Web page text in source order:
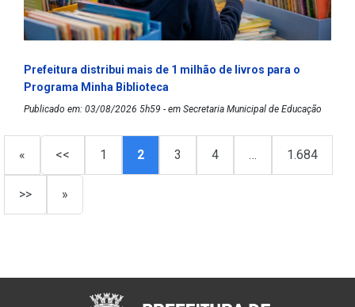
Prefeitura distribui mais de 1 milhão de livros para o
Programa Minha Biblioteca
Publicado em: 03/08/2026 5h59 - em Secretaria Municipal de Educação
« << 1 2 3 4 … 1.684
>> »